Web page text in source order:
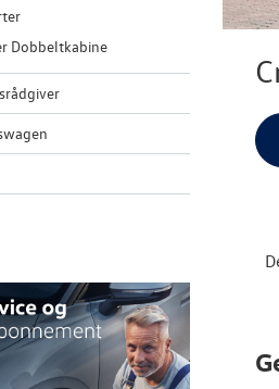
Dobbeltkabine